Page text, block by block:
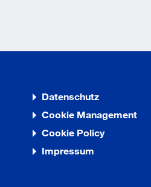
Datenschutz
Cookie Management
Cookie Policy
Impressum